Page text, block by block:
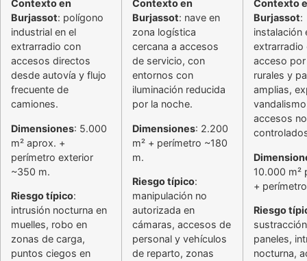
Contexto en
Burjassot: polígono
industrial en el
extrarradio con
accesos directos
desde autovía y flujo
frecuente de
camiones.
Dimensiones: 5.000
m² aprox. +
perímetro exterior
~350 m.
Riesgo típico:
intrusión nocturna en
muelles, robo en
zonas de carga,
puntos ciegos en
Contexto en
Burjassot: nave en
zona logística
cercana a accesos
de servicio, con
entornos con
iluminación reducida
por la noche.
Dimensiones: 2.200
m² + perímetro ~180
m.
Riesgo típico:
manipulación no
autorizada en
cámaras, accesos de
personal y vehículos
de reparto, zonas
Contexto
Burjassot:
instalación
extrarradio
acceso
rurales y
amplias,
accesos no
10.000 m²
+
Riesgo
paneles,
nocturna,